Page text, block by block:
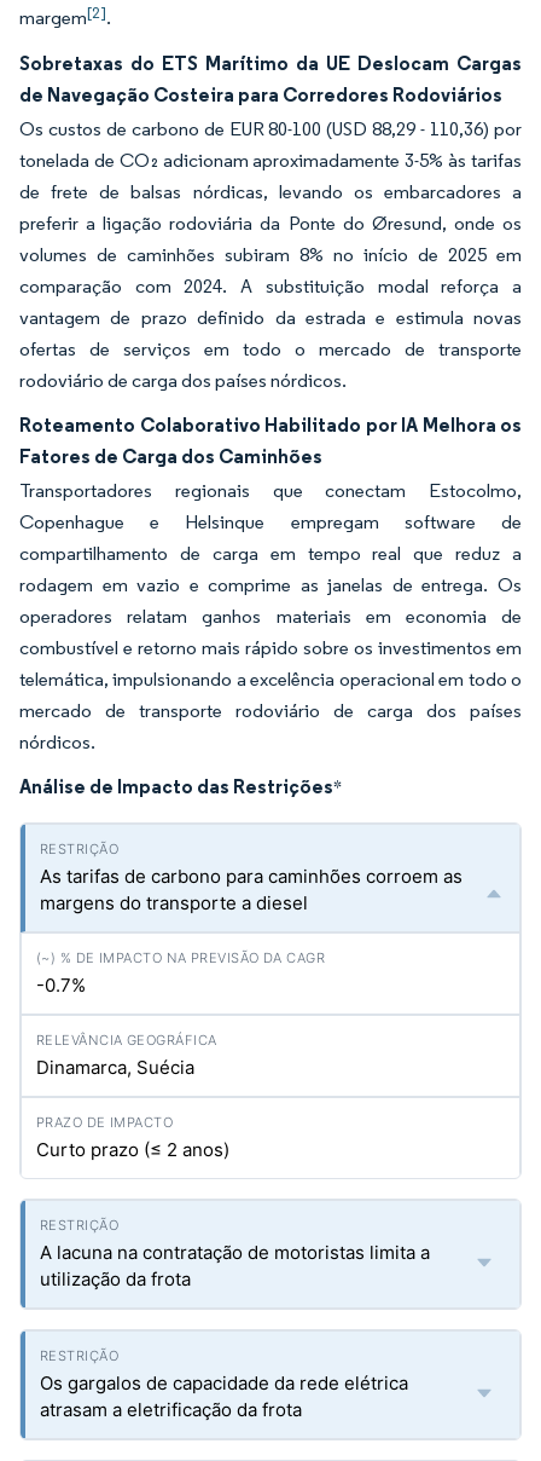
margem[2].
Sobretaxas do ETS Marítimo da UE Deslocam Cargas
de Navegação Costeira para Corredores Rodoviários
Os custos de carbono de EUR 80-100 (USD 88,29 - 110,36) por
tonelada de CO₂ adicionam aproximadamente 3-5% às tarifas
de frete de balsas nórdicas, levando os embarcadores a
preferir a ligação rodoviária da Ponte do Øresund, onde os
volumes de caminhões subiram 8% no início de 2025 em
comparação com 2024. A substituição modal reforça a
vantagem de prazo definido da estrada e estimula novas
ofertas de serviços em todo o mercado de transporte
rodoviário de carga dos países nórdicos.
Roteamento Colaborativo Habilitado por IA Melhora os
Fatores de Carga dos Caminhões
Transportadores regionais que conectam Estocolmo,
Copenhague e Helsinque empregam software de
compartilhamento de carga em tempo real que reduz a
rodagem em vazio e comprime as janelas de entrega. Os
operadores relatam ganhos materiais em economia de
combustível e retorno mais rápido sobre os investimentos em
telemática, impulsionando a excelência operacional em todo o
mercado de transporte rodoviário de carga dos países
nórdicos.
Análise de Impacto das Restrições*
As tarifas de carbono para caminhões corroem as
margens do transporte a diesel
-0.7%
Dinamarca, Suécia
Curto prazo (≤ 2 anos)
A lacuna na contratação de motoristas limita a
utilização da frota
Os gargalos de capacidade da rede elétrica
atrasam a eletrificação da frota